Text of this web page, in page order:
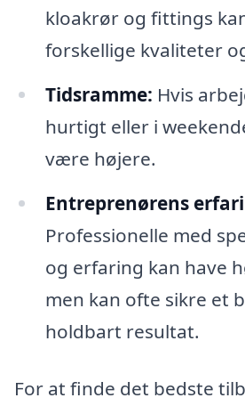
kloakrør og fittings
forskellige kvaliteter
Tidsramme: Hvis
hurtigt eller i
være højere.
Entreprenørens
Professionelle med
og erfaring kan have
men kan ofte sikre et
holdbart resultat.
For at finde det bedste